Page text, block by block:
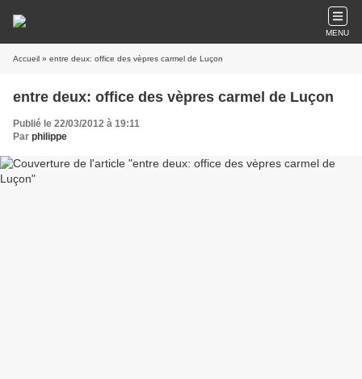
MENU
Accueil » entre deux: office des vèpres carmel de Luçon
entre deux: office des vèpres carmel de Luçon
Publié le 22/03/2012 à 19:11
Par philippe